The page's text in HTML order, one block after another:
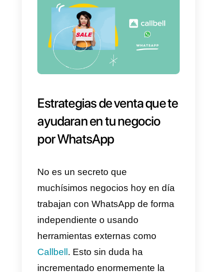
ninguna forma se deben mezclar
números personales con trabajo.
2) Segmentar las audiencias
todos tus clientes puede
simplificar el trabajo. Si te
distinto y particular para cada
segmento de tus clientes,
tener un efecto beneficioso en
cuanto a la relación y confianza
que perciben tus ellos hacia ti. Lo